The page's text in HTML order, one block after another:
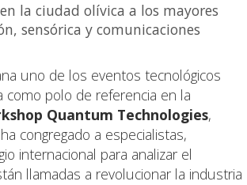
la ciudad olívica a los mayores
sensórica y comunicaciones
uno de los eventos tecnológicos
como polo de referencia en la
Quantum Technologies,
congregado a especialistas,
internacional para analizar el
llamadas a revolucionar la industria